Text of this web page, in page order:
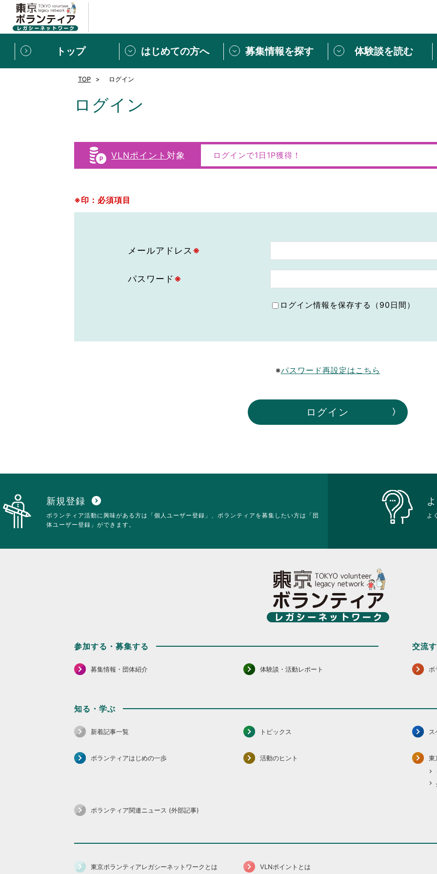
トップ はじめての方へ
新規登録
東京ボランティアレガシーネットワークとは
もっと知りたい！VLNでできること
ボランティア
ボランティアで
VLNポイントとは 中高生が参加
募集情報を探す 体験談を読む
スペシャルイン
ボランティアは
シティキャスト
おもてなし語学ボランティア
TOP ログイン
ログイン
VLNポイント 対象 ログインで1日1P獲得！
※印：必須項目
メールアドレス ※
パスワード※
ログイン情報を保存する（90日間）
※パスワード再設定はこちら
ログイン
新規登録 expand_circle_down
ボランティア活動に興味がある方は「個人ユーザー登録」、ボランティアを募集したい方は「団
体ユーザー登録」ができます。
よ
参加する・募集する
募集情報・団体紹介 体験談・活動レポート
交流
ボ
知る・学ぶ
新着記事一覧 トピックス
ボランティアはじめの一歩 活動のヒント
東
ボランティア関連ニュース (外部記事)
東京ボランティアレガシーネットワークとは VLNポイントとは